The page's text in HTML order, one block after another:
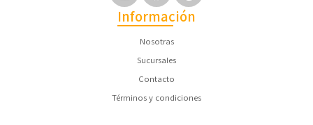
Información
Nosotras
Sucursales
Contacto
Términos y condiciones